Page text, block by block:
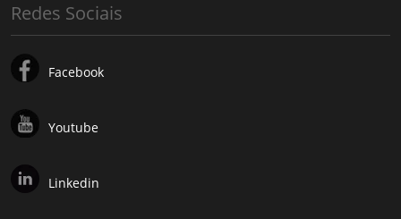
Redes Sociais
Facebook
Youtube
Linkedin